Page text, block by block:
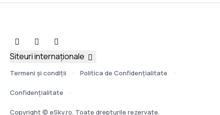
Termeni şi condiţii Politica de Confidențialitate
Confidențialitate
Copyright © eSky.ro. Toate drepturile rezervate.
Siteuri internaționale